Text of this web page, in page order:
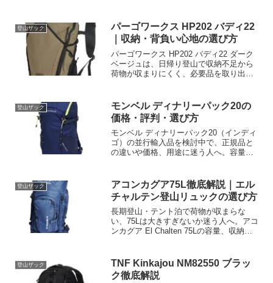
と在庫もチェックして最適な一着を選び
ましょう。
登山ザック
パーゴワークス HP202 バディ22
｜収納・背負い心地の選び方
パーゴワークス HP202 バディ22 ダーク
ベージュは、日帰り登山で収納不足から
荷物が収まりにくく、必要品を取り出せ
確認ポイントを整理し、自分に合うか判
断する選び方を解説します。
登山ザック
モンベル ディナリーパック20の
価格・評判・選び方
モンベル ディナリーパック20（インディ
ゴ）の並行輸入品を検討中で、正規品と
の違いや価格、用途に迷う人へ。容量
比較。納得して選ぶためのチェックポイ
ントを解説します。購入前に仕様と販売
条件を確認しましょう。
登山ザック
アコンカグア75L徹底解説｜エル
チャルテン登山リュックの選び方
長期登山・テント泊で荷物が収まらな
い、75Lは大きすぎないか迷う人へ。アコ
ンカグア El Chalten 75Lの容量、収納
自分の装備量と照らし、最新価格・在庫
も確認しましょう。
登山ザック
TNF Kinkajou NM82550 ブラッ
ク徹底解説